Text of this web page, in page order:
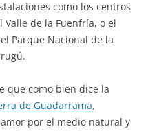
como los centros
de la Fuenfría, o el
Parque Nacional de la
que como bien dice la
de Guadarrama,
por el medio natural y